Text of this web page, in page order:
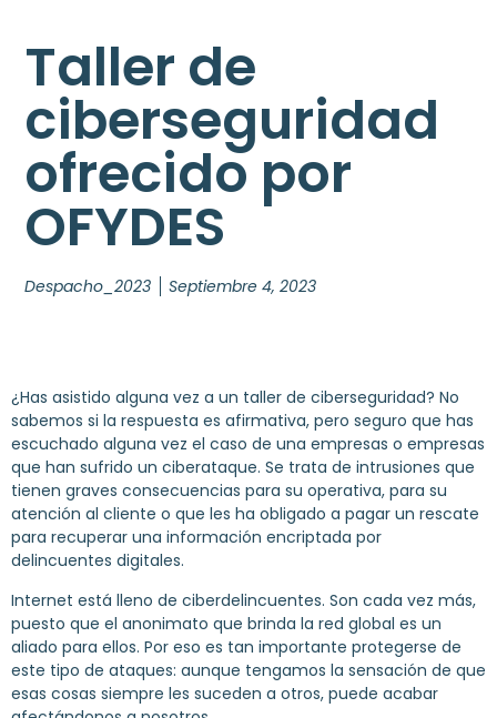
Taller de
ciberseguridad
ofrecido por
OFYDES
Despacho_2023 Septiembre 4, 2023
¿Has asistido alguna vez a un taller de ciberseguridad? No
sabemos si la respuesta es afirmativa, pero seguro que has
escuchado alguna vez el caso de una empresas o empresas
que han sufrido un ciberataque. Se trata de intrusiones que
tienen graves consecuencias para su operativa, para su
atención al cliente o que les ha obligado a pagar un rescate
para recuperar una información encriptada por
delincuentes digitales.
Internet está lleno de ciberdelincuentes. Son cada vez más,
puesto que el anonimato que brinda la red global es un
aliado para ellos. Por eso es tan importante protegerse de
este tipo de ataques: aunque tengamos la sensación de que
esas cosas siempre les suceden a otros, puede acabar